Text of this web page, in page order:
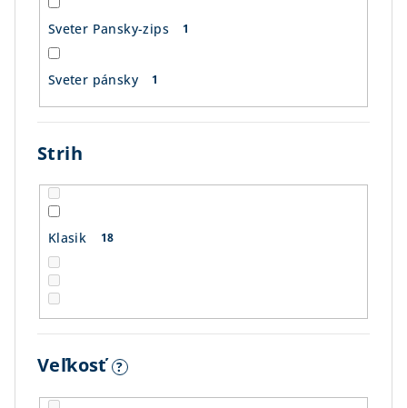
Sveter Pansky-zips 1
Sveter pánsky 1
Strih
Klasik 18
Veľkosť ?